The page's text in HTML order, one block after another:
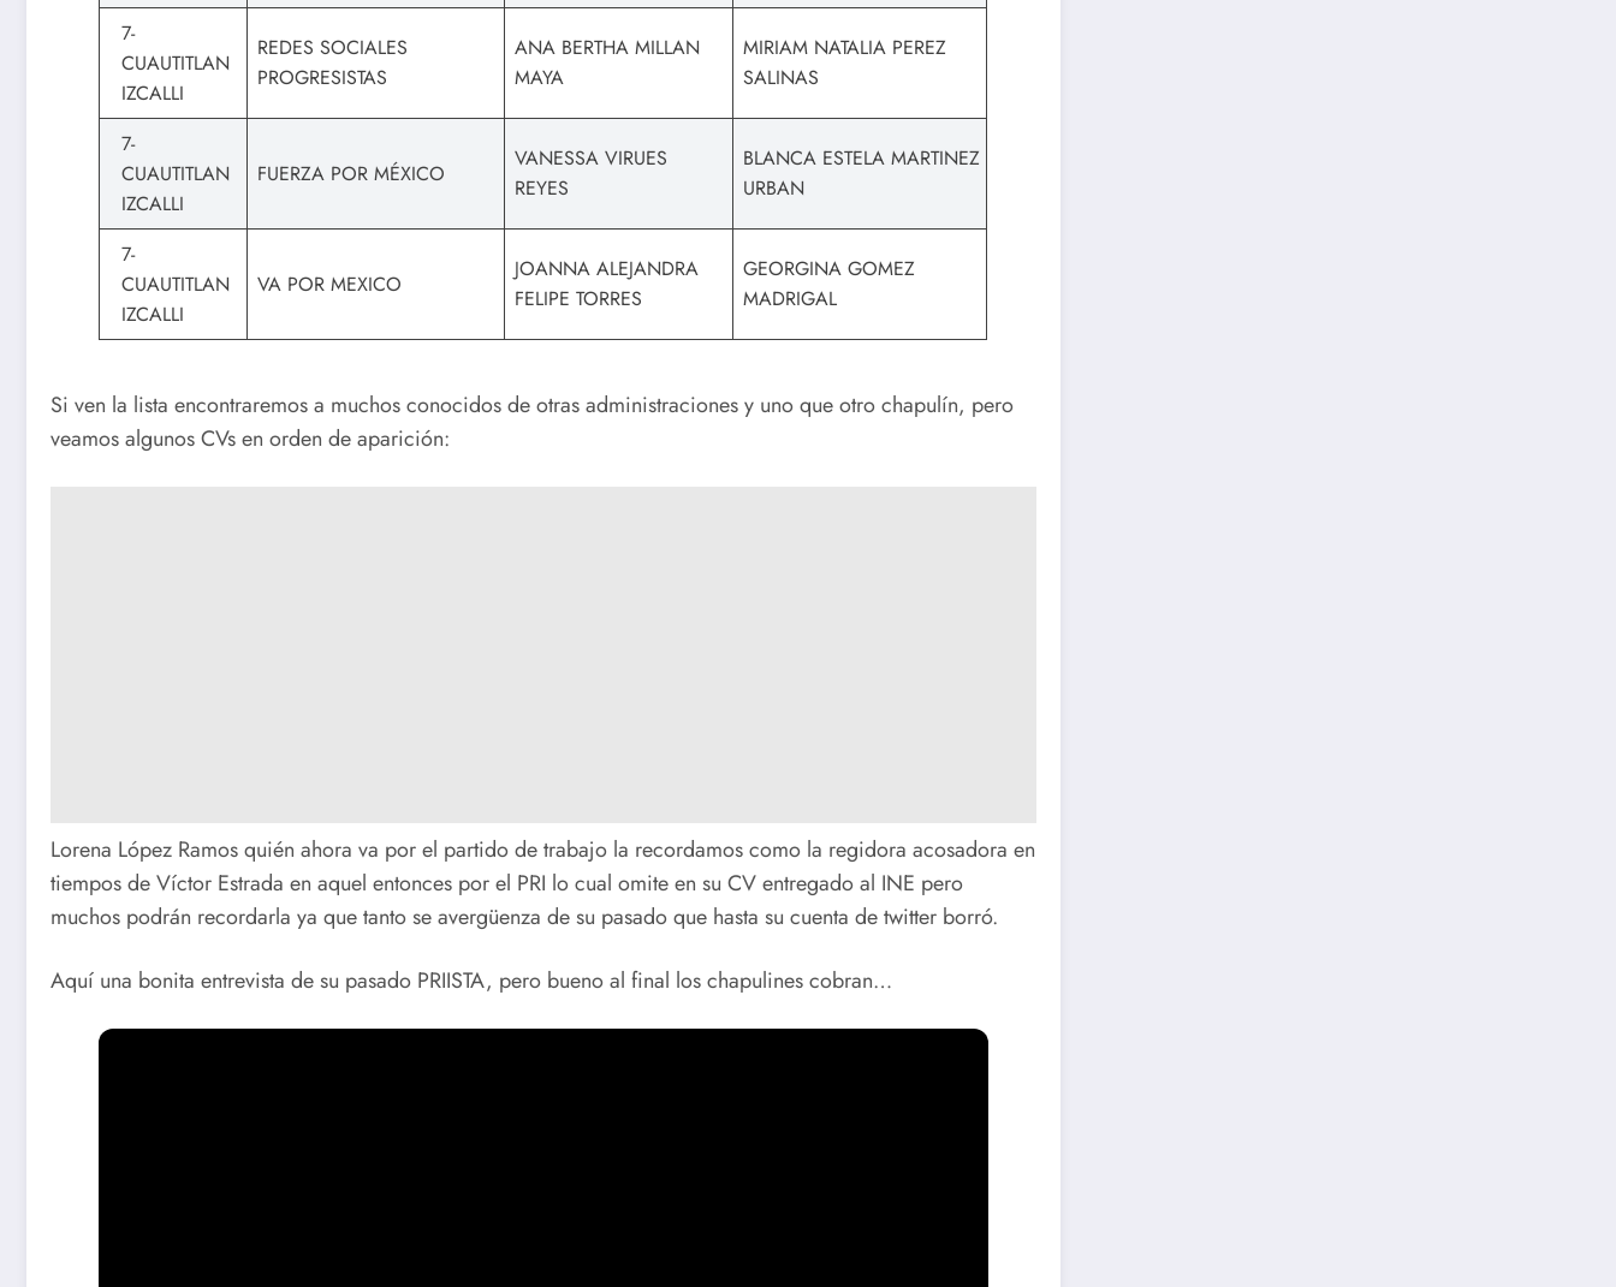
7-
CUAUTITLAN
IZCALLI
REDES SOCIALES
PROGRESISTAS
ANA BERTHA MILLAN
MAYA
MIRIAM NATALIA PEREZ
SALINAS
7-
CUAUTITLAN
IZCALLI
FUERZA POR MÉXICO
VANESSA VIRUES
REYES
BLANCA ESTELA MARTINEZ
URBAN
7-
CUAUTITLAN
IZCALLI
VA POR MEXICO
JOANNA ALEJANDRA
FELIPE TORRES
GEORGINA GOMEZ
MADRIGAL
Si ven la lista encontraremos a muchos conocidos de otras administraciones y uno que otro chapulín, pero
veamos algunos CVs en orden de aparición:
Lorena López Ramos quién ahora va por el partido de trabajo la recordamos como la regidora acosadora en
tiempos de Víctor Estrada en aquel entonces por el PRI lo cual omite en su CV entregado al INE pero
muchos podrán recordarla ya que tanto se avergüenza de su pasado que hasta su cuenta de twitter borró.
Aquí una bonita entrevista de su pasado PRIISTA, pero bueno al final los chapulines cobran…